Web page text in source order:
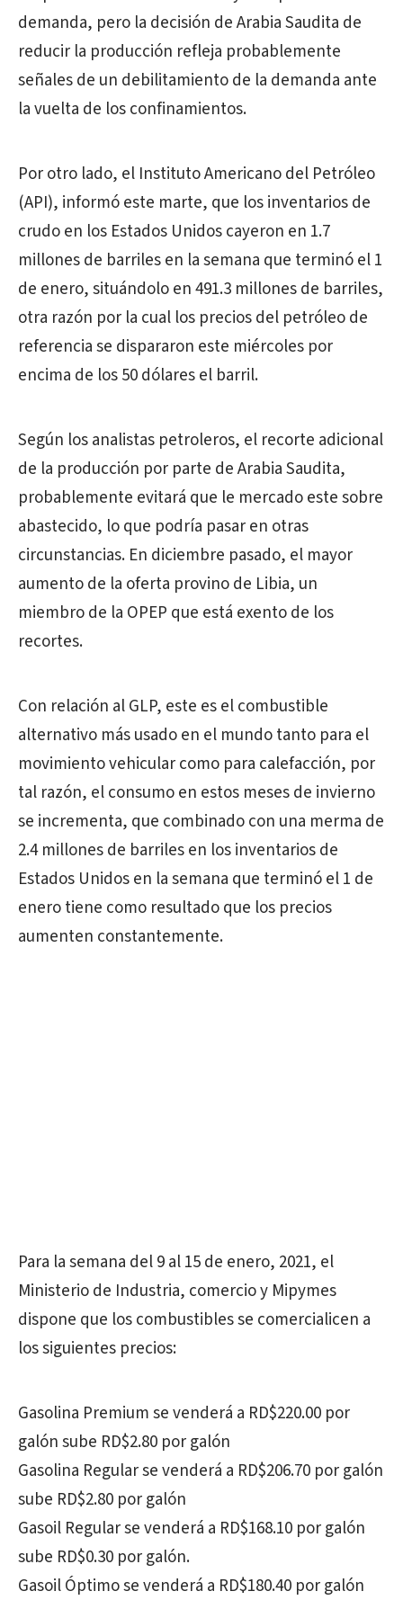
demanda, pero la decisión de Arabia Saudita de
reducir la producción refleja probablemente
señales de un debilitamiento de la demanda ante
la vuelta de los confinamientos.
Por otro lado, el Instituto Americano del Petróleo
(API), informó este marte, que los inventarios de
crudo en los Estados Unidos cayeron en 1.7
millones de barriles en la semana que terminó el 1
de enero, situándolo en 491.3 millones de barriles,
otra razón por la cual los precios del petróleo de
referencia se dispararon este miércoles por
encima de los 50 dólares el barril.
Según los analistas petroleros, el recorte adicional
de la producción por parte de Arabia Saudita,
probablemente evitará que le mercado este sobre
abastecido, lo que podría pasar en otras
circunstancias. En diciembre pasado, el mayor
aumento de la oferta provino de Libia, un
miembro de la OPEP que está exento de los
recortes.
Con relación al GLP, este es el combustible
alternativo más usado en el mundo tanto para el
movimiento vehicular como para calefacción, por
tal razón, el consumo en estos meses de invierno
se incrementa, que combinado con una merma de
2.4 millones de barriles en los inventarios de
Estados Unidos en la semana que terminó el 1 de
enero tiene como resultado que los precios
aumenten constantemente.
Para la semana del 9 al 15 de enero, 2021, el
Ministerio de Industria, comercio y Mipymes
dispone que los combustibles se comercialicen a
los siguientes precios:
Gasolina Premium se venderá a RD$220.00 por
galón sube RD$2.80 por galón
Gasolina Regular se venderá a RD$206.70 por galón
sube RD$2.80 por galón
Gasoil Regular se venderá a RD$168.10 por galón
sube RD$0.30 por galón.
Gasoil Óptimo se venderá a RD$180.40 por galón